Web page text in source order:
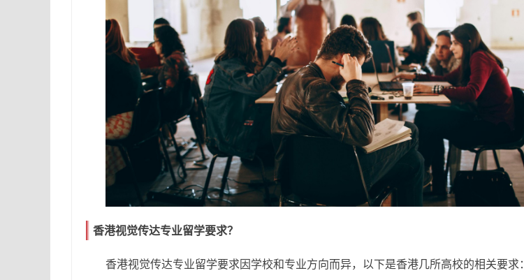
香港视觉传达专业留学要求？
香港视觉传达专业留学要求因学校和专业方向而异，以下是香港几所高校的相关要求：